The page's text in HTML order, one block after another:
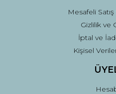
Mesafeli
Gizlilik ve
İptal ve
Kişisel